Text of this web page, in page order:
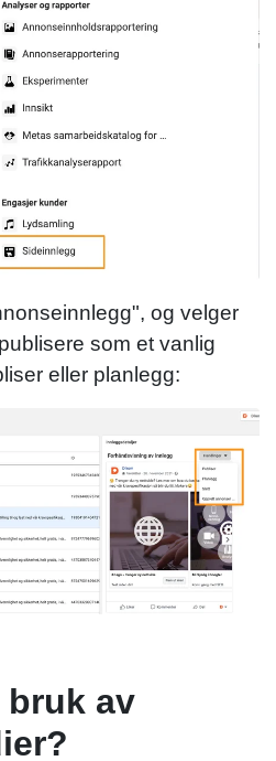
og velger
som et vanlig
eller planlegg:
bruk av